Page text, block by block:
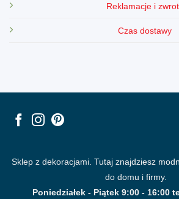
Reklamacje i
Czas dostawy
Sklep z dekoracjami. Tutaj znajdziesz
do domu i firmy.
Poniedziałek - Piątek 9:00 - 16:00